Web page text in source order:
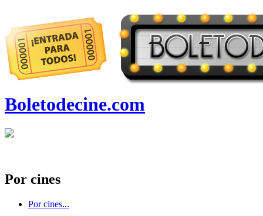
Boletodecine.com
Por cines
Por cines...